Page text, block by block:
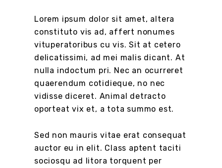
Lorem ipsum dolor sit amet, altera
constituto vis ad, affert nonumes
vituperatoribus cu vis. Sit at cetero
delicatissimi, ad mei malis dicant. At
nulla indoctum pri. Nec an ocurreret
quaerendum cotidieque, no nec
vidisse diceret. Animal detracto
oporteat vix et, a tota summo est.
Sed non mauris vitae erat consequat
auctor eu in elit. Class aptent taciti
sociosqu ad litora torquent per